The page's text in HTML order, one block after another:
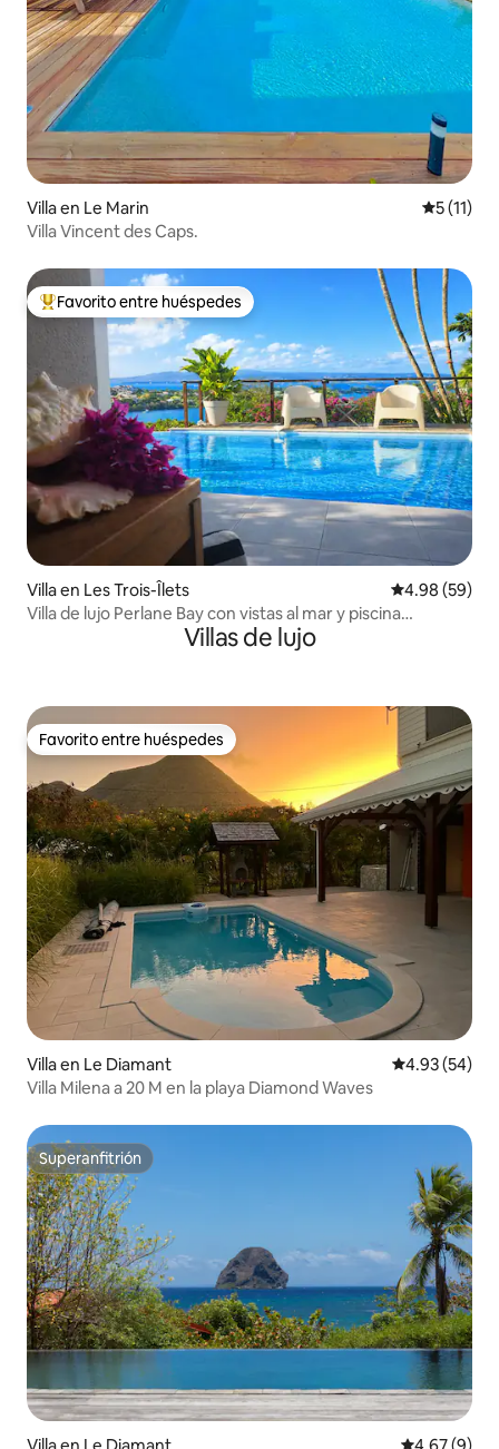
Villa en Le Marin
5 (11)
Villa Vincent des Caps.
De los mejores en Favorito entre huéspedes
Favorito entre huéspedes
Villa en Les Trois-Îlets Calificación
4.98 (59)
Villa de lujo Perlane Bay con vistas al mar y piscina
Villas de lujo
Favorito entre huéspedes
Favorito entre huéspedes
Villa en Le Diamant Calificación
4.93 (54)
Villa Milena a 20 M en la playa Diamond Waves
Superanfitrión
Superanfitrión